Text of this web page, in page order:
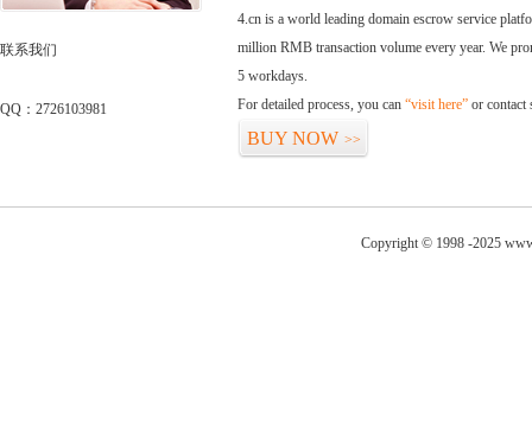
联系我们
QQ：2726103981
4.cn is a world leading domain escrow service
million RMB transaction volume every year. We
5 workdays.
For detailed process, you can “visit here” or contact
BUY NOW >>
Copyright © 1998 -2025